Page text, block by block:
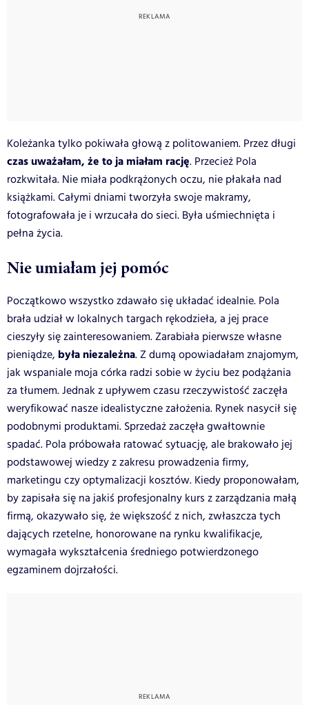
Koleżanka tylko pokiwała głową z politowaniem. Przez długi
czas uważałam, że to ja miałam rację. Przecież Pola
rozkwitała. Nie miała podkrążonych oczu, nie płakała nad
książkami. Całymi dniami tworzyła swoje makramy,
fotografowała je i wrzucała do sieci. Była uśmiechnięta i
pełna życia.
Nie umiałam jej pomóc
Początkowo wszystko zdawało się układać idealnie. Pola
brała udział w lokalnych targach rękodzieła, a jej prace
cieszyły się zainteresowaniem. Zarabiała pierwsze własne
pieniądze, była niezależna. Z dumą opowiadałam znajomym,
jak wspaniale moja córka radzi sobie w życiu bez podążania
za tłumem. Jednak z upływem czasu rzeczywistość zaczęła
weryfikować nasze idealistyczne założenia. Rynek nasycił się
podobnymi produktami. Sprzedaż zaczęła gwałtownie
spadać. Pola próbowała ratować sytuację, ale brakowało jej
podstawowej wiedzy z zakresu prowadzenia firmy,
marketingu czy optymalizacji kosztów. Kiedy proponowałam,
by zapisała się na jakiś profesjonalny kurs z zarządzania małą
firmą, okazywało się, że większość z nich, zwłaszcza tych
dających rzetelne, honorowane na rynku kwalifikacje,
wymagała wykształcenia średniego potwierdzonego
egzaminem dojrzałości.